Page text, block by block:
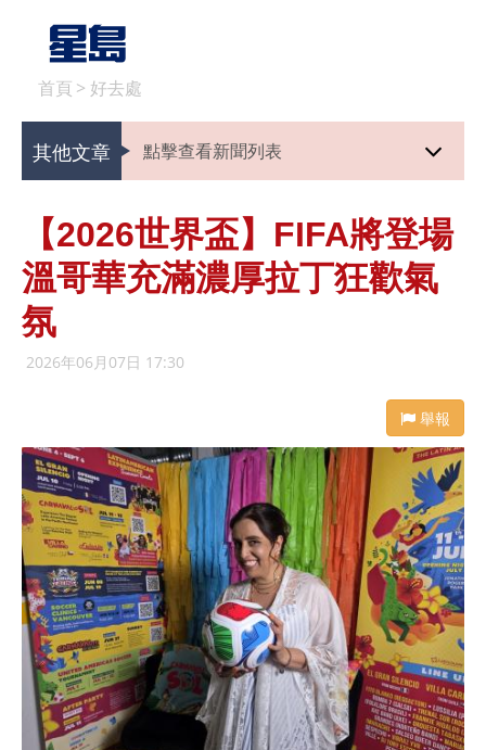
首頁 > 好去處
其他文章 點擊查看新聞列表
【2026世界盃】FIFA將登場
溫哥華充滿濃厚拉丁狂歡氣
氛
2026年06月07日 17:30
舉報